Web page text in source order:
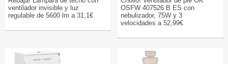
ventilador invisible y luz
regulable de 5600 lm a 31,1€
OSFW 407526 B ES con
nebulizador, 75W y 3
velocidades a 52,99€